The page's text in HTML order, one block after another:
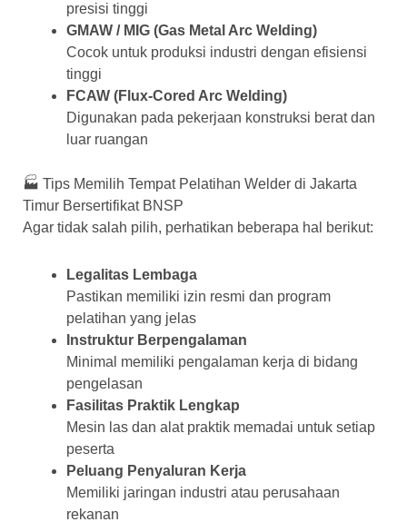
presisi tinggi
GMAW / MIG (Gas Metal Arc Welding)
Cocok untuk produksi industri dengan efisiensi
tinggi
FCAW (Flux-Cored Arc Welding)
Digunakan pada pekerjaan konstruksi berat dan
luar ruangan
🏭 Tips Memilih Tempat Pelatihan Welder di Jakarta
Timur Bersertifikat BNSP
Agar tidak salah pilih, perhatikan beberapa hal berikut:
Legalitas Lembaga
Pastikan memiliki izin resmi dan program
pelatihan yang jelas
Instruktur Berpengalaman
Minimal memiliki pengalaman kerja di bidang
pengelasan
Fasilitas Praktik Lengkap
Mesin las dan alat praktik memadai untuk setiap
peserta
Peluang Penyaluran Kerja
Memiliki jaringan industri atau perusahaan
rekanan